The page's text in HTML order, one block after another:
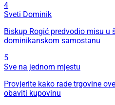
4
Sveti Dominik
Biskup Rogić predvodio misu u
dominikanskom samostanu
5
Sve na jednom mjestu
Provjerite kako rade trgovine
obaviti kupovinu